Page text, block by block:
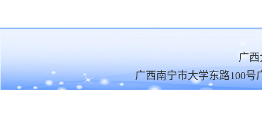
广
广西南宁市大学东路100